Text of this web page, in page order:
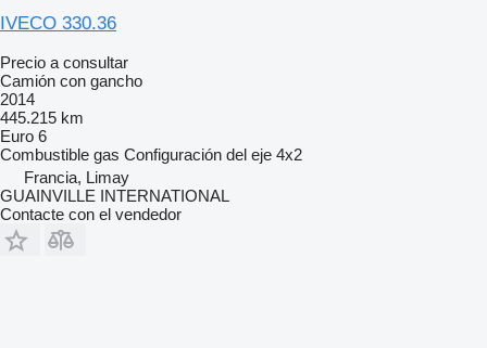
IVECO 330.36
Precio a consultar
Camión con gancho
2014
445.215 km
Euro 6
Combustible gas Configuración del eje 4x2
Francia, Limay
GUAINVILLE INTERNATIONAL
Contacte con el vendedor